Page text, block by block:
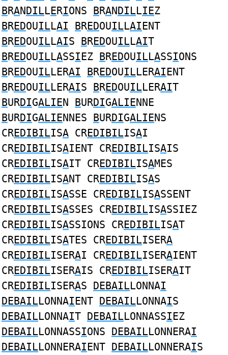
BRANDILLERIONS BRANDILLIEZ
BREDOUILLAI BREDOUILLAIENT
BREDOUILLAIS BREDOUILLAIT
BREDOUILLASSIEZ BREDOUILLASSIONS
BREDOUILLERAI BREDOUILLERAIENT
BREDOUILLERAIS BREDOUILLERAIT
BURDIGALIEN BURDIGALIENNE
BURDIGALIENNES BURDIGALIENS
CREDIBILISA CREDIBILISAI
CREDIBILISAIENT CREDIBILISAIS
CREDIBILISAIT CREDIBILISAMES
CREDIBILISANT CREDIBILISAS
CREDIBILISASSE CREDIBILISASSENT
CREDIBILISASSES CREDIBILISASSIEZ
CREDIBILISASSIONS CREDIBILISAT
CREDIBILISATES CREDIBILISERA
CREDIBILISERAI CREDIBILISERAIENT
CREDIBILISERAIS CREDIBILISERAIT
CREDIBILISERAS DEBAILLONNAI
DEBAILLONNAIENT DEBAILLONNAIS
DEBAILLONNAIT DEBAILLONNASSIEZ
DEBAILLONNASSIONS DEBAILLONNERAI
DEBAILLONNERAIENT DEBAILLONNERAIS